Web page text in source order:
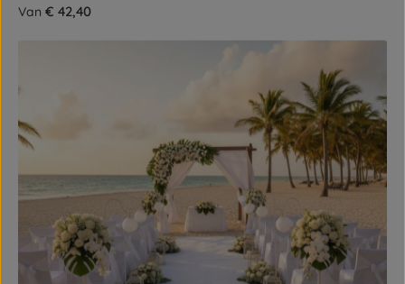
Normale prijs:
Van € 42,40